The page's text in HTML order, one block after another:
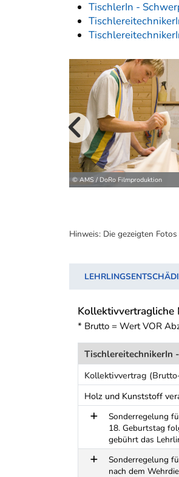
TischlerIn -
© AMS / DoRo Filmproduktion
Hinweis: Die gezeigten
Kollektivvertragliche
* Brutto = Wert VOR
TischlereitechnikerIn
Kollektivvertrag
Holz und Kunststoff
Sonderregelung
18. Geburtstag
gebührt das
Sonderregelung
nach dem